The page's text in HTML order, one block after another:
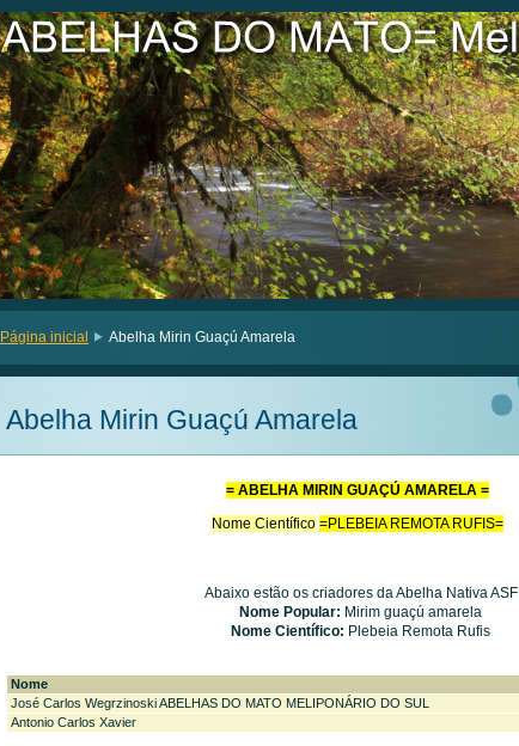
.
.
Página inicial Abelha Mirin Guaçú Amarela
Abelha Mirin Guaçú Amarela
= ABELHA MIRIN GUAÇÚ AMARELA =
Nome Científico =PLEBEIA REMOTA RUFIS=
Abaixo estão os criadores da Abelha Nativa ASF
Nome Popular: Mirim guaçú amarela
Nome Científico: Plebeia Remota Rufis
Nome
José Carlos Wegrzinoski ABELHAS DO MATO MELIPONÁRIO DO SUL
Antonio Carlos Xavier